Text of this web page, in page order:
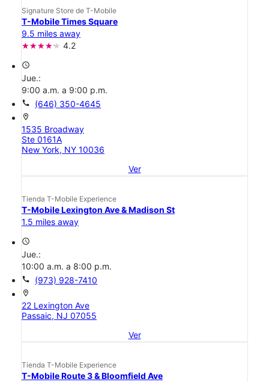
Signature Store de T-Mobile
T-Mobile Times Square
9.5 miles away
4.2
access_time
Jue.:
9:00 a.m. a 9:00 p.m.
call (646) 350-4645
location_on
1535 Broadway
Ste 0161A
New York, NY 10036
Ver
Tienda T-Mobile Experience
T-Mobile Lexington Ave & Madison St
1.5 miles away
access_time
Jue.:
10:00 a.m. a 8:00 p.m.
call (973) 928-7410
location_on
22 Lexington Ave
Passaic, NJ 07055
Ver
Tienda T-Mobile Experience
T-Mobile Route 3 & Bloomfield Ave